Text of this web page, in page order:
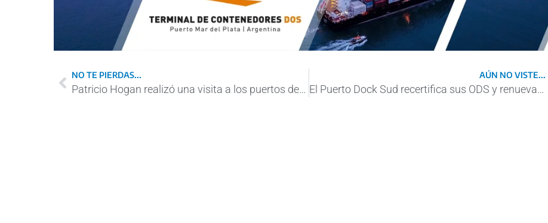
NO TE PIERDAS...
Patricio Hogan realizó una visita a los puertos de Santa Fe y Reconquista
AÚN NO VISTE...
El Puerto Dock Sud recertifica sus ODS y renueva su compromiso socio ambiental